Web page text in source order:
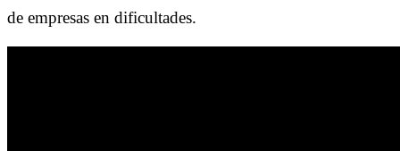
de empresas en dificultades.